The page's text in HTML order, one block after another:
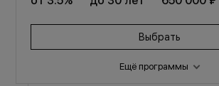
Выбрать
Выбрать
Ещё программы